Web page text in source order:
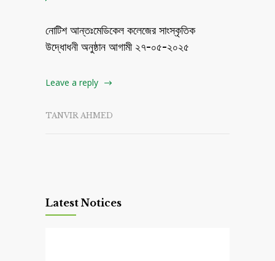
নোটিশ আন্তঃমেডিকেল কলেজের সাংস্কৃতিক
উদ্ধোধনী অনুষ্ঠান আগামী ২৭-০৫-২০২৫
Leave a reply
TANVIR AHMED
Latest Notices